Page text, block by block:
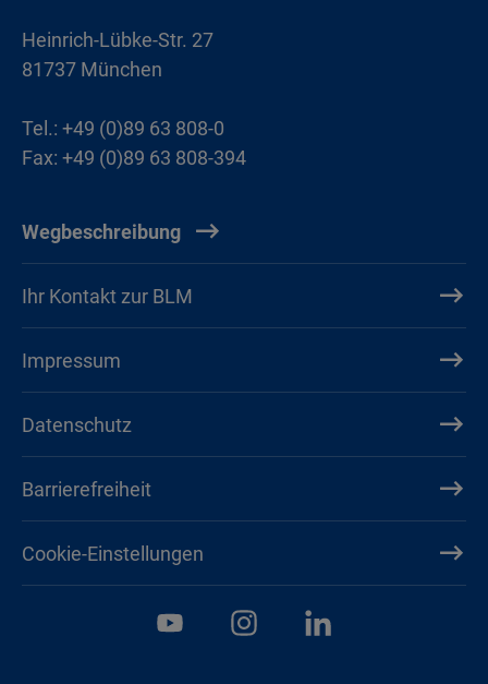
Heinrich-Lübke-Str. 27
81737 München
Tel.: +49 (0)89 63 808-0
Fax: +49 (0)89 63 808-394
Wegbeschreibung
Ihr Kontakt zur BLM
Impressum
Datenschutz
Barrierefreiheit
Cookie-Einstellungen